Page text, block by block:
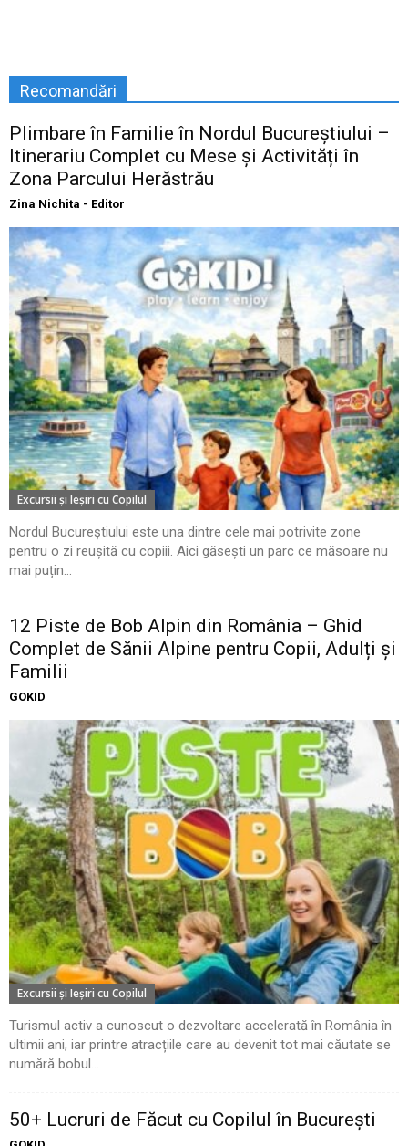
Recomandări
Plimbare în Familie în Nordul Bucureștiului –
Itinerariu Complet cu Mese și Activități în
Zona Parcului Herăstrău
Zina Nichita - Editor
Excursii şi Ieşiri cu Copilul
Nordul Bucureștiului este una dintre cele mai potrivite zone
pentru o zi reușită cu copiii. Aici găsești un parc ce măsoare nu
mai puțin...
12 Piste de Bob Alpin din România – Ghid
Complet de Sănii Alpine pentru Copii, Adulți și
Familii
GOKID
Excursii şi Ieşiri cu Copilul
Turismul activ a cunoscut o dezvoltare accelerată în România în
ultimii ani, iar printre atracțiile care au devenit tot mai căutate se
numără bobul...
50+ Lucruri de Făcut cu Copilul în București